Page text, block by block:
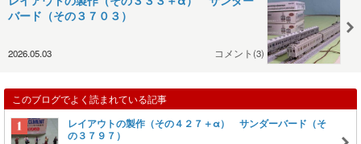
バード（その３７０３）
2026.05.03 コメント(3)
このブログでよく読まれている記事
レイアウトの製作（その４２７＋α） サンダーバード（そ
の３７９７）